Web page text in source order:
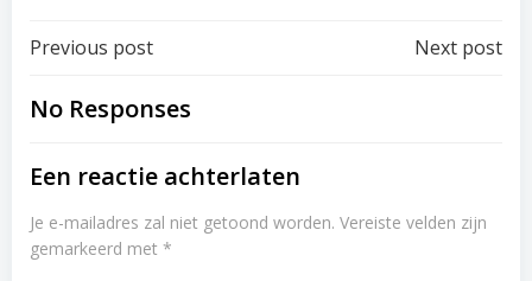
Post
navigation
Previous post Next post
No Responses
Een reactie achterlaten
Je e-mailadres zal niet getoond worden. Vereiste velden zijn
gemarkeerd met *